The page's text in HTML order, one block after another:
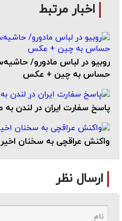
اخبار مرتبط
روبیو در لباس مادورو/
حساس به چین + عکس
پاسخ سفارت ایران در لندن به
واکنش عراقچی به سخنان اخیر
ارسال نظر